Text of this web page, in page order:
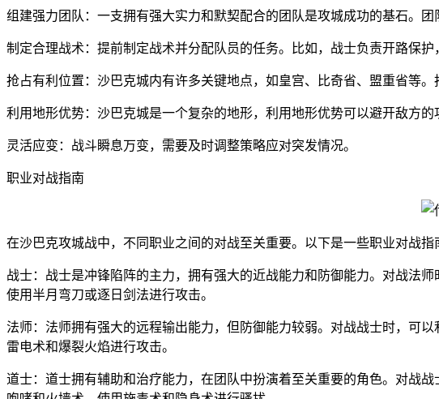
组建强力团队：一支拥有强大实力和默契配合的团队是攻城成功的基石。
制定合理战术：提前制定战术并分配队员的任务。比如，战士负责开路保护
抢占有利位置：沙巴克城内有许多关键地点，如皇宫、比奇省、盟重省等。
利用地形优势：沙巴克城是一个复杂的地形，利用地形优势可以避开敌方的
灵活应变：战斗瞬息万变，需要及时调整策略应对突发情况。
职业对战指南
在沙巴克攻城战中，不同职业之间的对战至关重要。以下是一些职业对战指
战士：战士是冲锋陷阵的主力，拥有强大的近战能力和防御能力。对战法
使用半月弯刀或逐日剑法进行攻击。
法师：法师拥有强大的远程输出能力，但防御能力较弱。对战战士时，可
雷电术和爆裂火焰进行攻击。
道士：道士拥有辅助和治疗能力，在团队中扮演着至关重要的角色。对战